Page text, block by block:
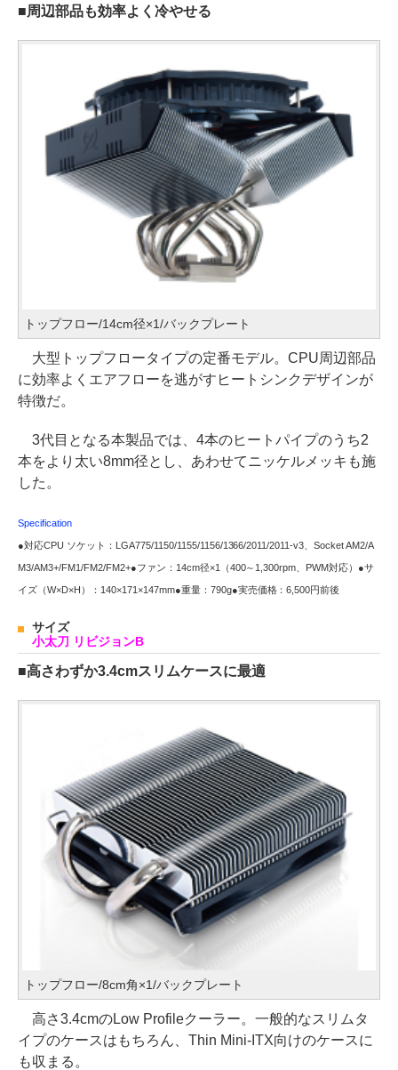
■周辺部品も効率よく冷やせる
トップフロー/14cm径×1/バックプレート
大型トップフロータイプの定番モデル。CPU周辺部品
に効率よくエアフローを逃がすヒートシンクデザインが
特徴だ。
3代目となる本製品では、4本のヒートパイプのうち2
本をより太い8mm径とし、あわせてニッケルメッキも施
した。
Specification
●対応CPU ソケット：LGA775/1150/1155/1156/1366/2011/2011-v3、Socket AM2/A
M3/AM3+/FM1/FM2/FM2+●ファン：14cm径×1（400～1,300rpm、PWM対応）●サ
イズ（W×D×H）：140×171×147mm●重量：790g●実売価格：6,500円前後
サイズ
小太刀 リビジョンB
■高さわずか3.4cmスリムケースに最適
トップフロー/8cm角×1/バックプレート
高さ3.4cmのLow Profileクーラー。一般的なスリムタ
イプのケースはもちろん、Thin Mini-ITX向けのケースに
も収まる。